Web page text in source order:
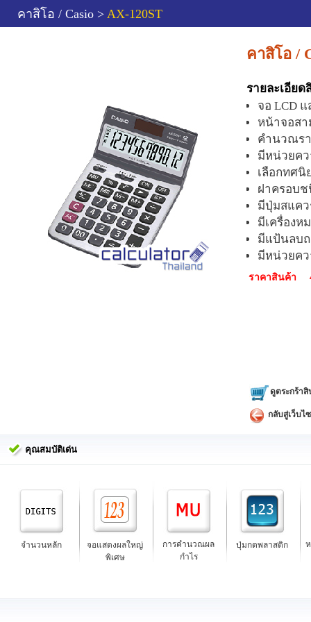
คาสิโอ / Casio > AX-120ST
คาสิโอ /
รายละเอียด
จอ LCD
หน้าจอสา
คำนวณร
มีหน่วยคว
เลือกทศนิ
ฝาครอบช
มีปุ่มสแคว
มีเครื่องห
มีแป้นลบ
มีหน่วยคว
ใช้ได้ทั้งพ
ราคาสินค้า
ดูตระกร้า
กลับสู่เว็บไ
คุณสมบัติเด่น
จำนวนหลัก
จอแสดงผลใหญ่
พิเศษ
การคำนวณผล
กำไร
ปุ่มกดพลาสติก